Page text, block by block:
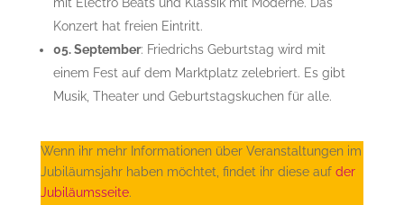
Konzert hat freien Eintritt.
05. September: Friedrichs Geburtstag wird mit
einem Fest auf dem Marktplatz zelebriert. Es gibt
Musik, Theater und Geburtstagskuchen für alle.
Wenn ihr mehr Informationen über Veranstaltungen im
Jubiläumsjahr haben möchtet, findet ihr diese auf der
Jubiläumsseite.